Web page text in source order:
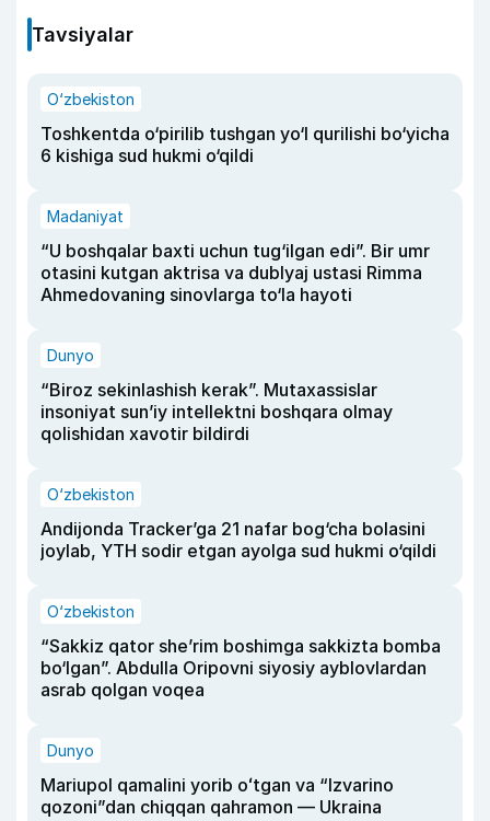
Tavsiyalar
O‘zbekiston
Toshkentda o‘pirilib tushgan yo‘l qurilishi bo‘yicha
6 kishiga sud hukmi o‘qildi
Madaniyat
“U boshqalar baxti uchun tug‘ilgan edi”. Bir umr
otasini kutgan aktrisa va dublyaj ustasi Rimma
Ahmedovaning sinovlarga to‘la hayoti
Dunyo
“Biroz sekinlashish kerak”. Mutaxassislar
insoniyat sun’iy intellektni boshqara olmay
qolishidan xavotir bildirdi
O‘zbekiston
Andijonda Tracker’ga 21 nafar bog‘cha bolasini
joylab, YTH sodir etgan ayolga sud hukmi o‘qildi
O‘zbekiston
“Sakkiz qator she’rim boshimga sakkizta bomba
bo‘lgan”. Abdulla Oripovni siyosiy ayblovlardan
asrab qolgan voqea
Dunyo
Mariupol qamalini yorib oʻtgan va “Izvarino
qozoni”dan chiqqan qahramon — Ukraina